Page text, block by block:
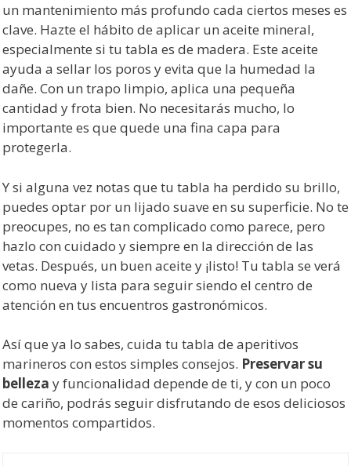
un mantenimiento más profundo cada ciertos meses es
clave. Hazte el hábito de aplicar un aceite mineral,
especialmente si tu tabla es de madera. Este aceite
ayuda a sellar los poros y evita que la humedad la
dañe. Con un trapo limpio, aplica una pequeña
cantidad y frota bien. No necesitarás mucho, lo
importante es que quede una fina capa para
protegerla.
Y si alguna vez notas que tu tabla ha perdido su brillo,
puedes optar por un lijado suave en su superficie. No te
preocupes, no es tan complicado como parece, pero
hazlo con cuidado y siempre en la dirección de las
vetas. Después, un buen aceite y ¡listo! Tu tabla se verá
como nueva y lista para seguir siendo el centro de
atención en tus encuentros gastronómicos.
Así que ya lo sabes, cuida tu tabla de aperitivos
marineros con estos simples consejos. Preservar su
belleza y funcionalidad depende de ti, y con un poco
de cariño, podrás seguir disfrutando de esos deliciosos
momentos compartidos.